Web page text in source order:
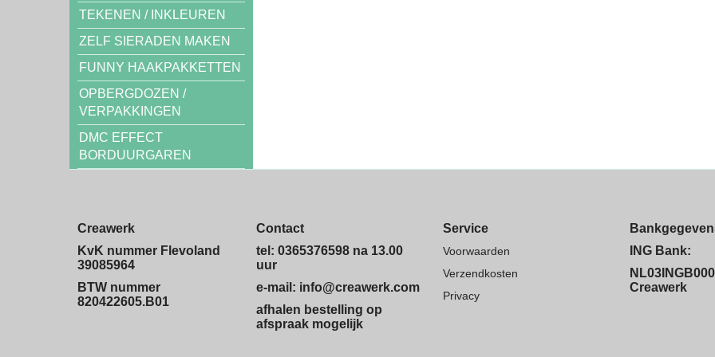
TEKENEN / INKLEUREN
ZELF SIERADEN MAKEN
FUNNY HAAKPAKKETTEN
OPBERGDOZEN /
VERPAKKINGEN
DMC EFFECT
BORDUURGAREN
Creawerk
KvK nummer Flevoland
39085964
BTW nummer
820422605.B01
Contact
tel: 0365376598 na 13.00
uur
e-mail: info@creawerk.com
afhalen bestelling op
afspraak mogelijk
Service
Voorwaarden
Verzendkosten
Privacy
ING Bank:
Creawerk